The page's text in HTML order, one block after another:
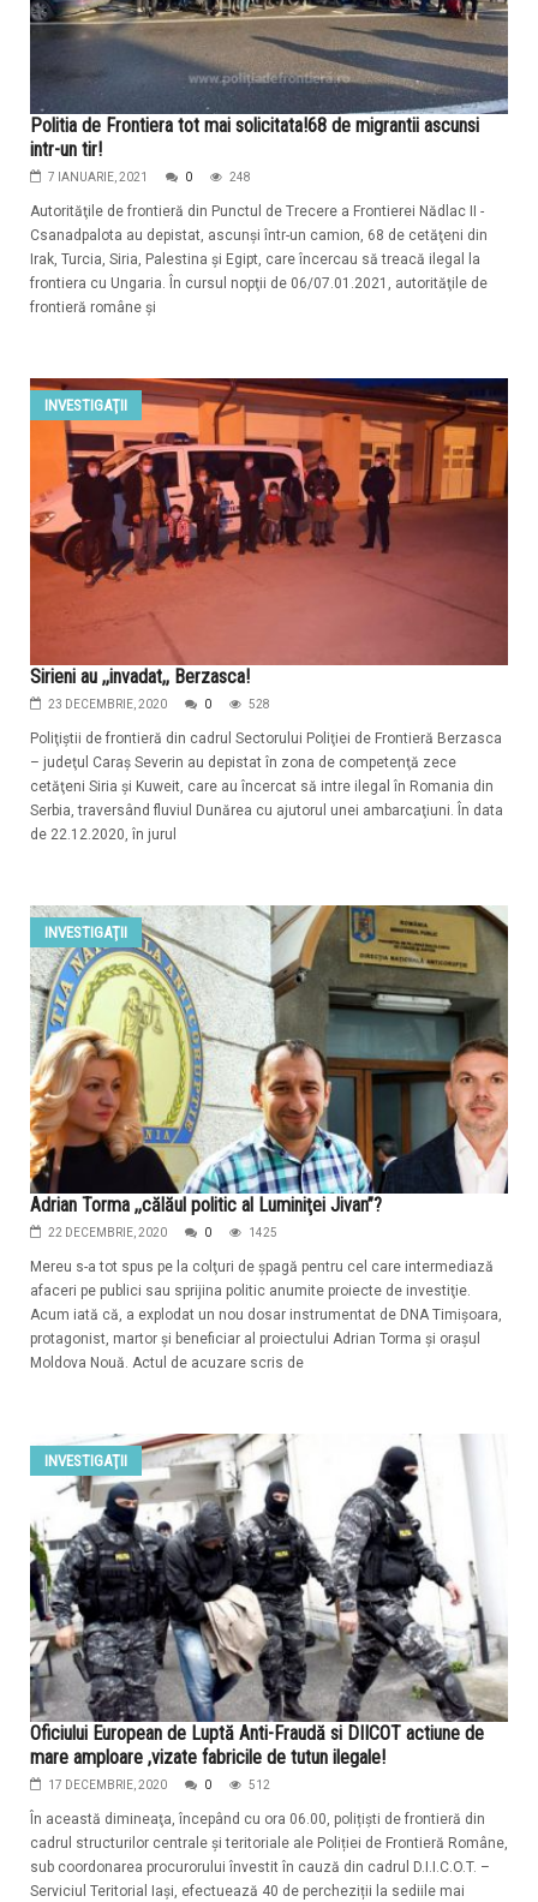
Politia de Frontiera tot mai solicitata!68 de migrantii ascunsi
intr-un tir!
7 IANUARIE, 2021 0 248
Autorităţile de frontieră din Punctul de Trecere a Frontierei Nădlac II -
Csanadpalota au depistat, ascunşi într-un camion, 68 de cetăţeni din
Irak, Turcia, Siria, Palestina şi Egipt, care încercau să treacă ilegal la
frontiera cu Ungaria. În cursul nopţii de 06/07.01.2021, autorităţile de
frontieră române şi
INVESTIGAŢII
Sirieni au ,,invadat,, Berzasca!
23 DECEMBRIE, 2020 0 528
Poliţiştii de frontieră din cadrul Sectorului Poliţiei de Frontieră Berzasca
– judeţul Caraş Severin au depistat în zona de competenţă zece
cetăţeni Siria şi Kuweit, care au încercat să intre ilegal în Romania din
Serbia, traversând fluviul Dunărea cu ajutorul unei ambarcaţiuni. În data
de 22.12.2020, în jurul
INVESTIGAŢII
Adrian Torma ,,călăul politic al Luminiţei Jivan”?
22 DECEMBRIE, 2020 0 1425
Mereu s-a tot spus pe la colţuri de şpagă pentru cel care intermediază
afaceri pe publici sau sprijina politic anumite proiecte de investiţie.
Acum iată că, a explodat un nou dosar instrumentat de DNA Timişoara,
protagonist, martor şi beneficiar al proiectului Adrian Torma şi oraşul
Moldova Nouă. Actul de acuzare scris de
INVESTIGAŢII
Oficiului European de Luptă Anti-Fraudă si DIICOT actiune de
mare amploare ,vizate fabricile de tutun ilegale!
17 DECEMBRIE, 2020 0 512
În această dimineaţa, începând cu ora 06.00, polițiști de frontieră din
cadrul structurilor centrale și teritoriale ale Poliției de Frontieră Române,
sub coordonarea procurorului învestit în cauză din cadrul D.I.I.C.O.T. –
Serviciul Teritorial Iași, efectuează 40 de percheziții la sediile mai